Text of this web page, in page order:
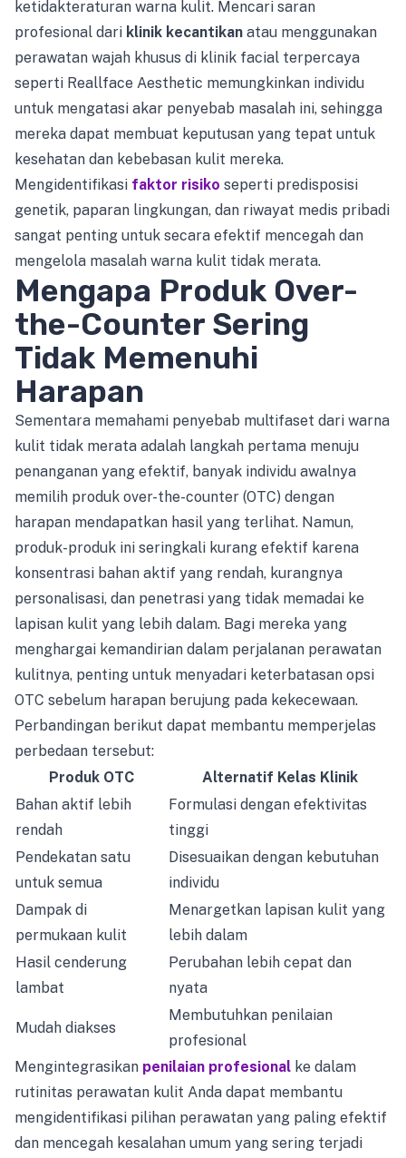
ketidakteraturan warna kulit. Mencari saran
profesional dari klinik kecantikan atau menggunakan
perawatan wajah khusus di klinik facial terpercaya
seperti Reallface Aesthetic memungkinkan individu
untuk mengatasi akar penyebab masalah ini, sehingga
mereka dapat membuat keputusan yang tepat untuk
kesehatan dan kebebasan kulit mereka.
Mengidentifikasi faktor risiko seperti predisposisi
genetik, paparan lingkungan, dan riwayat medis pribadi
sangat penting untuk secara efektif mencegah dan
mengelola masalah warna kulit tidak merata.
Mengapa Produk Over-
the-Counter Sering
Tidak Memenuhi
Harapan
Sementara memahami penyebab multifaset dari warna
kulit tidak merata adalah langkah pertama menuju
penanganan yang efektif, banyak individu awalnya
memilih produk over-the-counter (OTC) dengan
harapan mendapatkan hasil yang terlihat. Namun,
produk-produk ini seringkali kurang efektif karena
konsentrasi bahan aktif yang rendah, kurangnya
personalisasi, dan penetrasi yang tidak memadai ke
lapisan kulit yang lebih dalam. Bagi mereka yang
menghargai kemandirian dalam perjalanan perawatan
kulitnya, penting untuk menyadari keterbatasan opsi
OTC sebelum harapan berujung pada kekecewaan.
Perbandingan berikut dapat membantu memperjelas
perbedaan tersebut:
Produk OTC
Alternatif Kelas Klinik
Bahan aktif lebih
rendah
Formulasi dengan efektivitas
tinggi
Pendekatan satu
untuk semua
Disesuaikan dengan kebutuhan
individu
Dampak di
permukaan kulit
Menargetkan lapisan kulit yang
lebih dalam
Hasil cenderung
lambat
Perubahan lebih cepat dan
nyata
Mudah diakses
Membutuhkan penilaian
profesional
Mengintegrasikan penilaian profesional ke dalam
rutinitas perawatan kulit Anda dapat membantu
mengidentifikasi pilihan perawatan yang paling efektif
dan mencegah kesalahan umum yang sering terjadi